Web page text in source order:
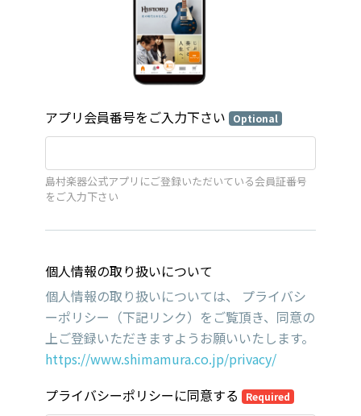
アプリ会員番号をご入力下さい Optional
島村楽器公式アプリにご登録いただいている会員証番号
をご入力下さい
個人情報の取り扱いについて
個人情報の取り扱いについては、 プライバシ
ーポリシー（下記リンク）をご覧頂き、同意の
上ご登録いただきますようお願いいたします。
https://www.shimamura.co.jp/privacy/
プライバシーポリシーに同意する
Required